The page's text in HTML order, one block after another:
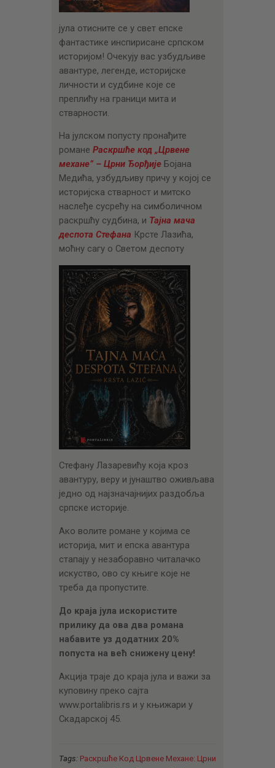
јула отисните се у свет епске
фантастике инспирисане српском
историјом! Очекују вас узбудљиве
авантуре, легенде, историјске
личности и судбине које се
преплићу на граници мита и
стварности.
На јулском попусту пронађите
романе Раскршће код „Црвене
механе” – Црни ЂорђијеБојана
Медића, узбудљиву причу у којој се
историјска стварност и митско
наслеђе сусрећу на симболичном
раскршћу судбина, и Тајна мача
деспота Стефана Крсте Лазића,
моћну сагу о Светом деспоту
Стефану Лазаревићу која кроз
авантуру, веру и јунаштво оживљава
једно од најзначајнијих раздобља
српске историје.
Ако волите романе у којима се
историја, мит и епска авантура
стапају у незаборавно читалачко
искуство, ово су књиге које не
треба да пропустите.
До краја јула искористите
прилику да ова два романа
набавите уз додатних 20%
попуста на већ снижену цену!
Акција траје до краја јула и важи за
куповину преко сајта
www.portalibris.rs и у књижари у
Скадарској 45.
Tags: Раскршће Код Црвене Механе: Црни